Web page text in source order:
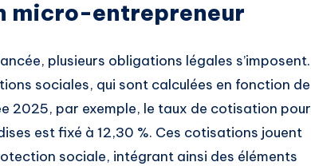
micro-entrepreneur
plusieurs obligations légales s’imposent.
sociales, qui sont calculées en fonction de
2025, par exemple, le taux de cotisation pour
est fixé à 12,30 %. Ces cotisations jouent
sociale, intégrant ainsi des éléments